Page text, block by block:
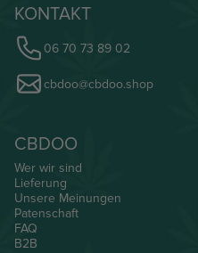
KONTAKT
06 70 73 89 02
cbdoo@cbdoo.shop
CBDOO
Wer wir sind
Lieferung
Unsere Meinungen
Patenschaft
FAQ
B2B